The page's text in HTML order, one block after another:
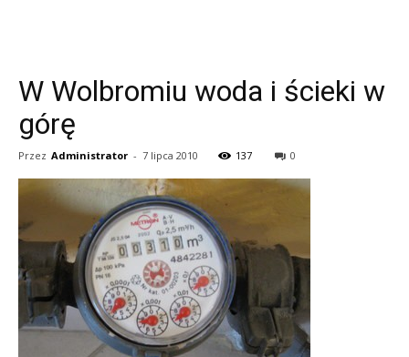
W Wolbromiu woda i ścieki w
górę
Przez Administrator - 7 lipca 2010 137 0